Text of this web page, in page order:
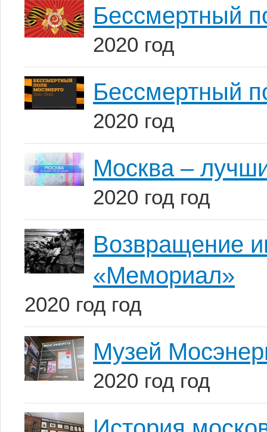
Бессмертный
2020 год
Бессмертный
2020 год
Москва –
2020 год год
Возвращение
«Мемориал»
2020 год год
Музей
2020 год год